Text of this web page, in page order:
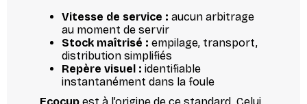
Vitesse de service : aucun arbitrage
au moment de servir
Stock maîtrisé : empilage, transport,
distribution simplifiés
Repère visuel : identifiable
instantanément dans la foule
Ecocup est à l’origine de ce standard. Celui